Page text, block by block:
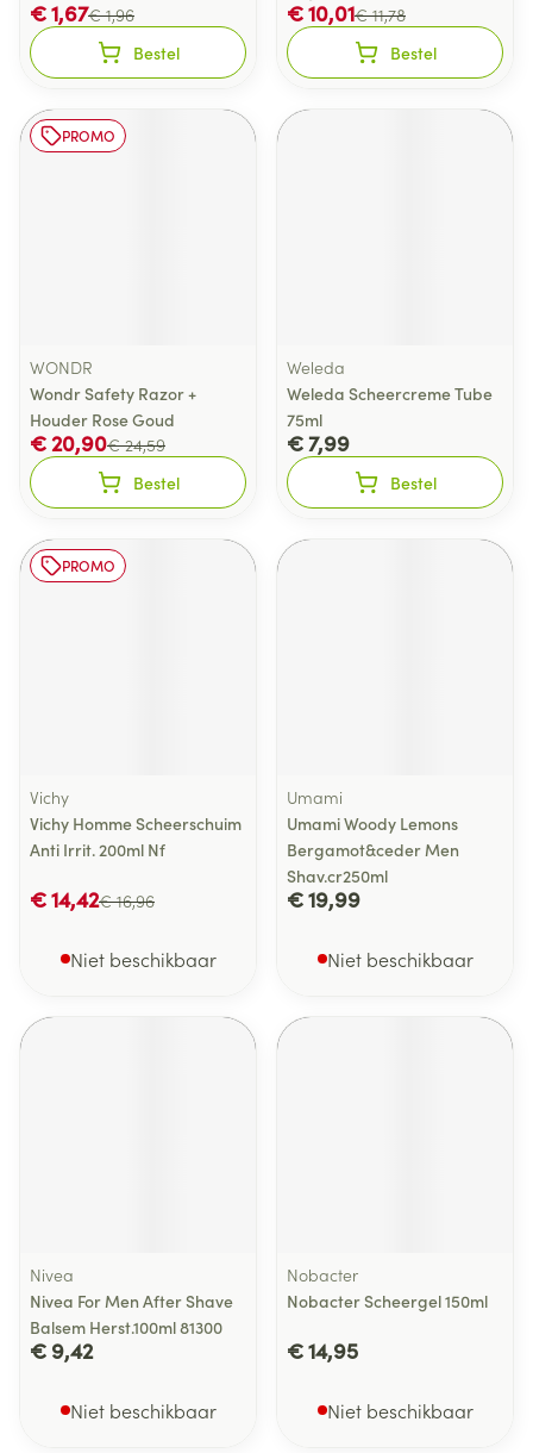
€ 1,96
€ 1,67
Bestel
€ 11,78
€ 10,01
Bestel
PROMO
WONDR
Wondr Safety Razor +
Houder Rose Goud
€ 24,59
€ 20,90
Bestel
Weleda
Weleda Scheercreme Tube
75ml
€ 7,99
Bestel
PROMO
Vichy
Vichy Homme Scheerschuim
Anti Irrit. 200ml Nf
€ 16,96
€ 14,42
Niet beschikbaar
Umami
Umami Woody Lemons
Bergamot&ceder Men
Shav.cr250ml
€ 19,99
Niet beschikbaar
Nivea
Nivea For Men After Shave
Balsem Herst.100ml 81300
€ 9,42
Niet beschikbaar
Nobacter
Nobacter Scheergel 150ml
€ 14,95
Niet beschikbaar